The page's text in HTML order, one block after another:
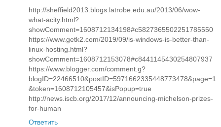
http://sheffield2013.blogs.latrobe.edu.au/2013/06/wow-
what-acity.html?
showComment=1608712134198#c5827365502251785550
https://www.getk2.com/2019/09/is-windows-is-better-than-
linux-hosting.html?
showComment=1608712153078#c8441145430254807937
https://www.blogger.com/comment.g?
blogID=22466510&postID=5971662335448773478&page=1
&token=1608712105457&isPopup=true
http://news.iscb.org/2017/12/announcing-michelson-prizes-
for-human
Ответить